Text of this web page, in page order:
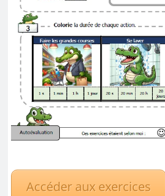
Accéder aux exercices